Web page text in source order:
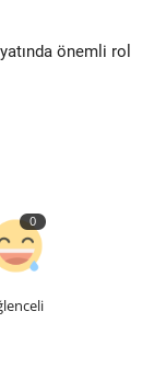
önemli rol
0